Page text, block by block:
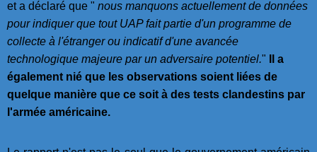
et a déclaré que " nous manquons actuellement de données
pour indiquer que tout UAP fait partie d'un programme de
collecte à l'étranger ou indicatif d'une avancée
technologique majeure par un adversaire potentiel." Il a
également nié que les observations soient liées de
quelque manière que ce soit à des tests clandestins par
l'armée américaine.